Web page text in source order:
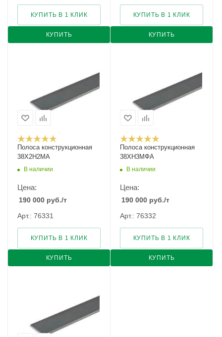
КУПИТЬ
КУПИТЬ В 1 КЛИК
КУПИТЬ
КУПИТЬ В 1 КЛИК
Полоса конструкционная
38Х2Н2МА
В наличии
Цена:
190 000 руб./т
Арт.: 76331
КУПИТЬ
КУПИТЬ В 1 КЛИК
Полоса конструкционная
38ХН3МФА
В наличии
Цена:
190 000 руб./т
Арт.: 76332
КУПИТЬ
КУПИТЬ В 1 КЛИК